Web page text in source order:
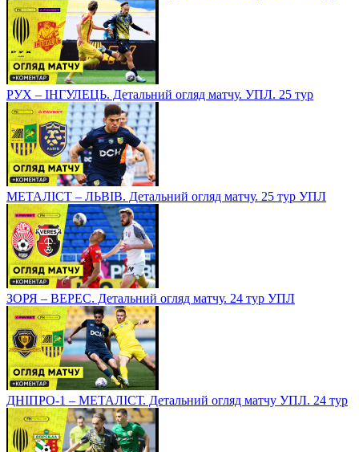
РУХ – ІНГУЛЕЦЬ. Детальний огляд матчу. УПЛ. 25 тур
МЕТАЛІСТ – ЛЬВІВ. Детальний огляд матчу. 25 тур УПЛ
ЗОРЯ – ВЕРЕС. Детальний огляд матчу. 24 тур УПЛ
ДНІПРО-1 – МЕТАЛІСТ. Детальний огляд матчу УПЛ. 24 тур